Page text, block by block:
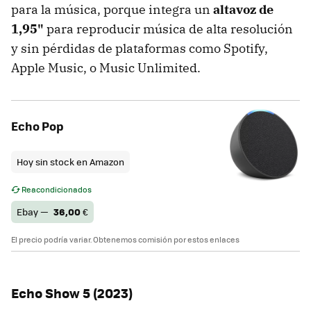
para la música, porque integra un altavoz de
1,95" para reproducir música de alta resolución
y sin pérdidas de plataformas como Spotify,
Apple Music, o Music Unlimited.
Echo Pop
Hoy sin stock en Amazon
Reacondicionados
Ebay — 36,00€
El precio podría variar. Obtenemos comisión por estos enlaces
Echo Show 5 (2023)